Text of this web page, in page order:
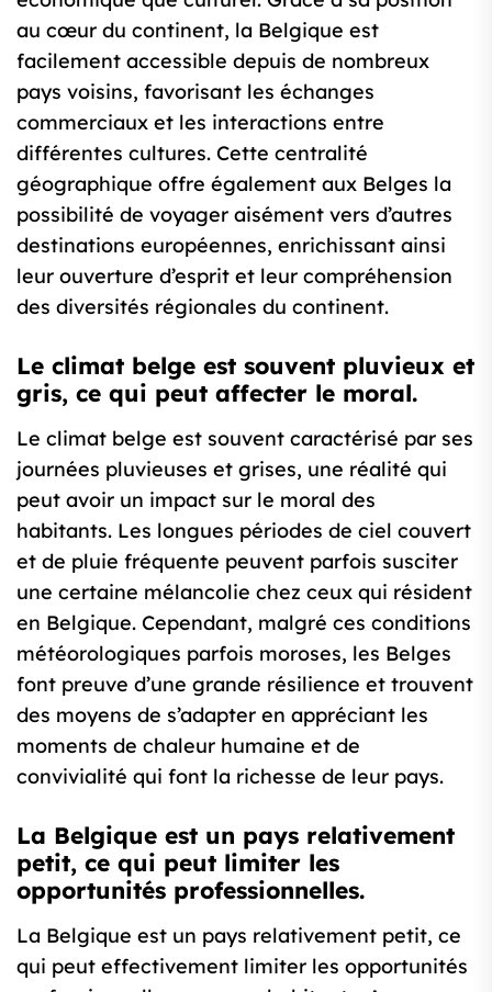
au cœur du continent, la Belgique est
facilement accessible depuis de nombreux
pays voisins, favorisant les échanges
commerciaux et les interactions entre
différentes cultures. Cette centralité
géographique offre également aux Belges la
possibilité de voyager aisément vers d’autres
destinations européennes, enrichissant ainsi
leur ouverture d’esprit et leur compréhension
des diversités régionales du continent.
Le climat belge est souvent pluvieux et
gris, ce qui peut affecter le moral.
Le climat belge est souvent caractérisé par ses
journées pluvieuses et grises, une réalité qui
peut avoir un impact sur le moral des
habitants. Les longues périodes de ciel couvert
et de pluie fréquente peuvent parfois susciter
une certaine mélancolie chez ceux qui résident
en Belgique. Cependant, malgré ces conditions
météorologiques parfois moroses, les Belges
font preuve d’une grande résilience et trouvent
des moyens de s’adapter en appréciant les
moments de chaleur humaine et de
convivialité qui font la richesse de leur pays.
La Belgique est un pays relativement
petit, ce qui peut limiter les
opportunités professionnelles.
La Belgique est un pays relativement petit, ce
qui peut effectivement limiter les opportunités